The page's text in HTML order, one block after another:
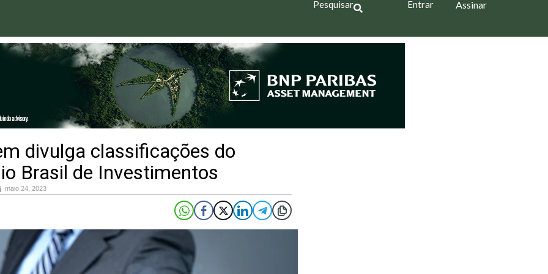
Pesquisar Entrar Assinar
divulga classificações do
Brasil de Investimentos
maio 24, 2023